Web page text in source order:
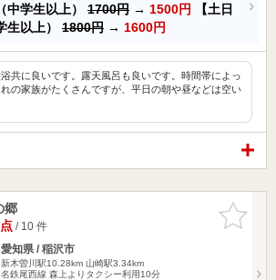
中学生以上） 1700円 → 1500円
【土日
生以上） 1800円 → 1600円
共に良いです。露天風呂も良いです。時間帯によっ
の家族がたくさんですが、平日の朝や昼などは空い
お気に入
りに追加
郷
/ 10 件
愛知県 / 稲沢市
新木曽川駅10.28km 山崎駅3.34km
名鉄尾西線 森上よりタクシー利用10分